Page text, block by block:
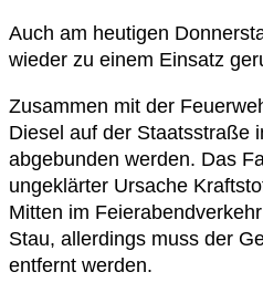
Auch am heutigen
wieder zu einem Einsatz
Zusammen mit der
Diesel auf der Staatsstraße
abgebunden werden. Das
ungeklärter Ursache
Mitten im
Stau, allerdings muss der
entfernt werden.